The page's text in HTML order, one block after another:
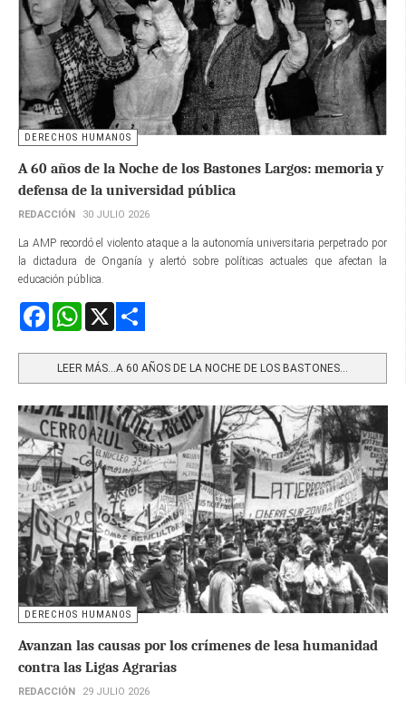
DERECHOS HUMANOS
A 60 años de la Noche de los Bastones Largos: memoria y
defensa de la universidad pública
REDACCIÓN 30 JULIO 2026
La AMP recordó el violento ataque a la autonomía universitaria perpetrado por
la dictadura de Onganía y alertó sobre políticas actuales que afectan la
educación pública.
FacebookWhatsApp
LEER MÁS…A 60 AÑOS DE LA NOCHE DE LOS BASTONES...
DERECHOS HUMANOS
Avanzan las causas por los crímenes de lesa humanidad
contra las Ligas Agrarias
REDACCIÓN 29 JULIO 2026